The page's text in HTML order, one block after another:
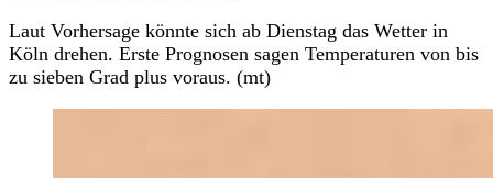
Laut Vorhersage könnte sich ab Dienstag das Wetter in
Köln drehen. Erste Prognosen sagen Temperaturen von bis
zu sieben Grad plus voraus. (mt)